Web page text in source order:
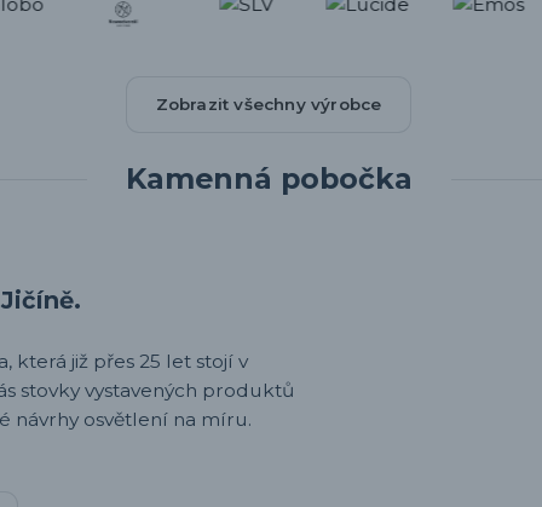
Zobrazit všechny výrobce
Kamenná pobočka
která již přes 25 let stojí v
stovky vystavených produktů
návrhy osvětlení na míru.